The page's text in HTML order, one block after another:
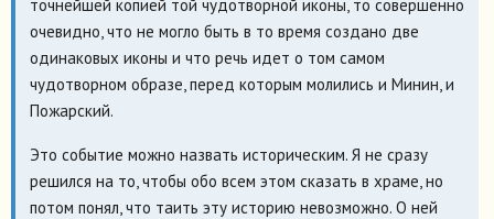
точнейшей копией той чудотворной иконы, то совершенно
очевидно, что не могло быть в то время создано две
одинаковых иконы и что речь идет о том самом
чудотворном образе, перед которым молились и Минин, и
Пожарский.
Это событие можно назвать историческим. Я не сразу
решился на то, чтобы обо всем этом сказать в храме, но
потом понял, что таить эту историю невозможно. О ней